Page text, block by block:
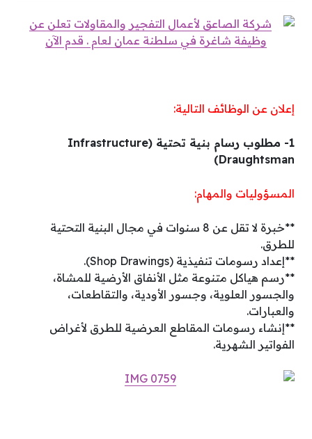
إعلان عن الوظائف التالية:
1- مطلوب رسام بنية تحتية (Infrastructure
Draughtsman)
المسؤوليات والمهام:
**خبرة لا تقل عن 8 سنوات في مجال البنية التحتية
للطرق.
**إعداد رسومات تنفيذية (Shop Drawings).
**رسم هياكل متنوعة مثل الأنفاق الأرضية للمشاة،
والجسور العلوية، وجسور الأودية، والتقاطعات،
والعبارات.
**إنشاء رسومات المقاطع العرضية للطرق لأغراض
الفواتير الشهرية.